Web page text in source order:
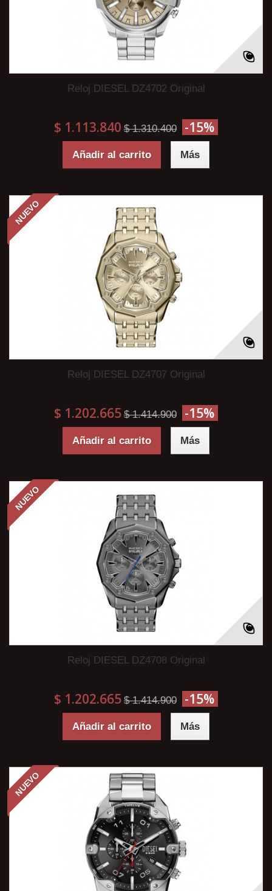
Reloj DIESEL DZ4702 Original
$ 1.113.840 $ 1.310.400 -15%
Añadir al carrito Más
NUEVO
Reloj DIESEL DZ4707 Original
$ 1.202.665 $ 1.414.900 -15%
Añadir al carrito Más
NUEVO
Reloj DIESEL DZ4708 Original
$ 1.202.665 $ 1.414.900 -15%
Añadir al carrito Más
NUEVO